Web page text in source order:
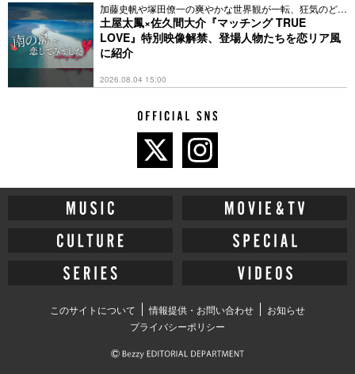
加藤史帆や塚田僚一の爽やかな世界観が一転、狂気のどん
底に
土屋太鳳×佐久間大介『マッチング TRUE
LOVE』特別映像解禁、登場人物たちを恋リア風
に紹介
2026.08.04 15:00
このサイトについて 情報提供・お問い合わせ
お知らせ
プライバシーポリシー